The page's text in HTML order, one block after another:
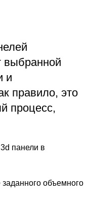
выбранной
и
правило, это
процесс,
панели в
объемного